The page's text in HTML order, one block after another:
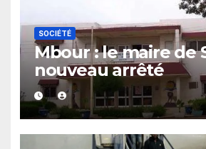
SOCIÉTÉ
Mbour : le maire de
nouveau arrêté